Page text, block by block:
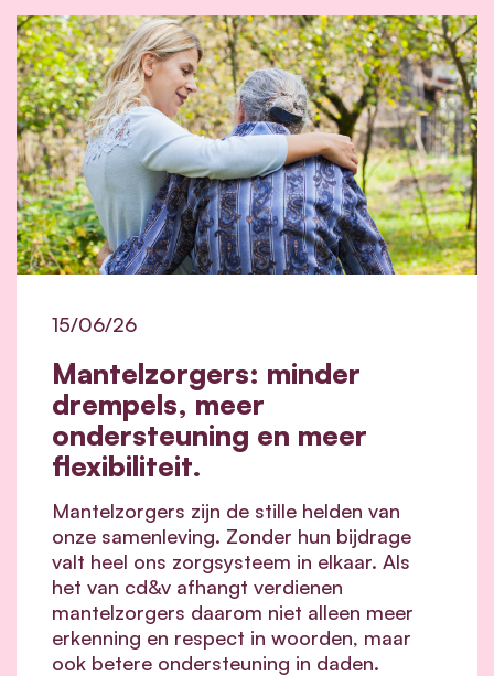
Mantelzorgers: minder
drempels, meer
ondersteuning en meer
flexibiliteit.
15/06/26
Mantelzorgers zijn de stille helden van
onze samenleving. Zonder hun bijdrage
valt heel ons zorgsysteem in elkaar. Als
het van cd&v afhangt verdienen
mantelzorgers daarom niet alleen meer
erkenning en respect in woorden, maar
ook betere ondersteuning in daden.